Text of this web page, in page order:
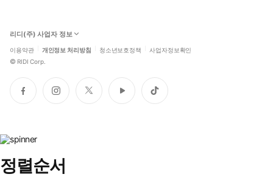
리디(주) 사업자 정보
이용약관 개인정보 처리방침 청소년보호정책 사업자정보확인
© RIDI Corp.
페
이
인
스
트
위
유
튜
틱
톡
정렬순서